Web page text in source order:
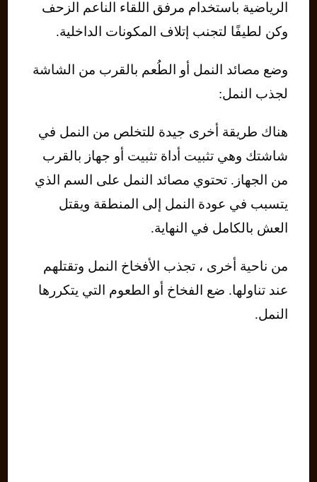
الرياضية باستخدام مرفق اللقاء الناعم الزحف
وكن لطيفًا لتجنب إتلاف المكونات الداخلية.
وضع مصائد النمل أو الطُعم بالقرب من الشاشة
لجذب النمل:
هناك طريقة أخرى جيدة للتخلص من النمل في
شاشتك وهي تثبيت أداة تثبيت أو جهاز بالقرب
من الجهاز. تحتوي مصائد النمل على السم الذي
يتسبب في عودة النمل إلى المنطقة ويقتل
العش بالكامل في النهاية.
من ناحية أخرى ، تجذب الأفخاخ النمل وتقتلهم
عند تناولها. ضع الفخاخ أو الطعوم التي يتكررها
النمل.